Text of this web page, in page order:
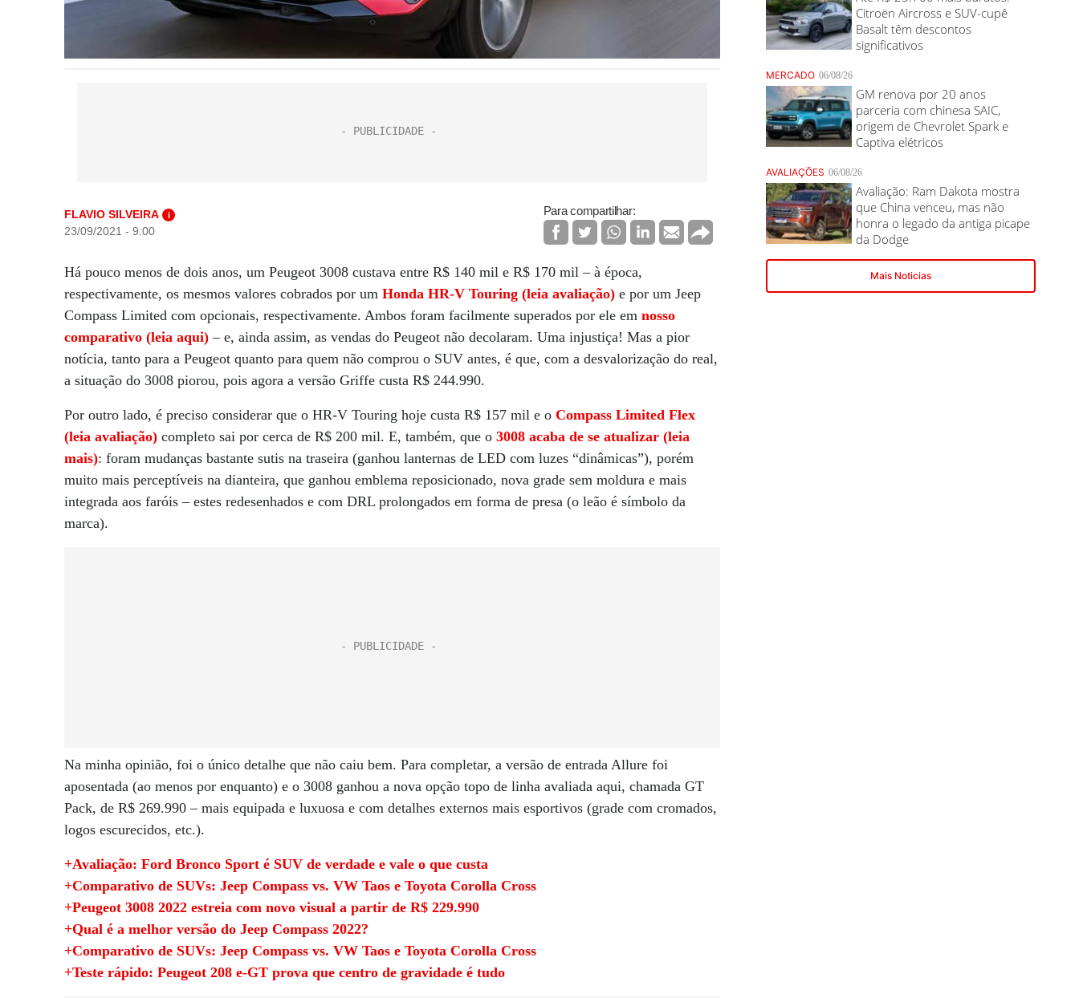
FLAVIO SILVEIRA i
23/09/2021 - 9:00
Para compartilhar:
Há pouco menos de dois anos, um Peugeot 3008 custava entre R$ 140 mil e R$ 170 mil – à época,
respectivamente, os mesmos valores cobrados por um Honda HR-V Touring (leia avaliação) e por um Jeep
Compass Limited com opcionais, respectivamente. Ambos foram facilmente superados por ele em nosso
comparativo (leia aqui) – e, ainda assim, as vendas do Peugeot não decolaram. Uma injustiça! Mas a pior
notícia, tanto para a Peugeot quanto para quem não comprou o SUV antes, é que, com a desvalorização do real,
a situação do 3008 piorou, pois agora a versão Griffe custa R$ 244.990.
Por outro lado, é preciso considerar que o HR-V Touring hoje custa R$ 157 mil e o Compass Limited Flex
(leia avaliação) completo sai por cerca de R$ 200 mil. E, também, que o 3008 acaba de se atualizar (leia
mais): foram mudanças bastante sutis na traseira (ganhou lanternas de LED com luzes “dinâmicas”), porém
muito mais perceptíveis na dianteira, que ganhou emblema reposicionado, nova grade sem moldura e mais
integrada aos faróis – estes redesenhados e com DRL prolongados em forma de presa (o leão é símbolo da
marca).
Na minha opinião, foi o único detalhe que não caiu bem. Para completar, a versão de entrada Allure foi
aposentada (ao menos por enquanto) e o 3008 ganhou a nova opção topo de linha avaliada aqui, chamada GT
Pack, de R$ 269.990 – mais equipada e luxuosa e com detalhes externos mais esportivos (grade com cromados,
logos escurecidos, etc.).
+Avaliação: Ford Bronco Sport é SUV de verdade e vale o que custa
+Comparativo de SUVs: Jeep Compass vs. VW Taos e Toyota Corolla Cross
+Peugeot 3008 2022 estreia com novo visual a partir de R$ 229.990
+Qual é a melhor versão do Jeep Compass 2022?
+Comparativo de SUVs: Jeep Compass vs. VW Taos e Toyota Corolla Cross
+Teste rápido: Peugeot 208 e-GT prova que centro de gravidade é tudo